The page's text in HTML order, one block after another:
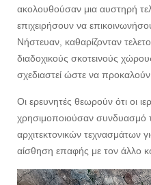
ακολουθούσαν μια αυστηρή
επιχειρήσουν να
Νήστευαν, καθαρίζονταν
διαδοχικούς σκοτεινούς
σχεδιαστεί ώστε να
Οι ερευνητές θεωρούν ότι οι
χρησιμοποιούσαν συνδυασμό
αρχιτεκτονικών τεχνασμάτων
αίσθηση επαφής με τον άλλο